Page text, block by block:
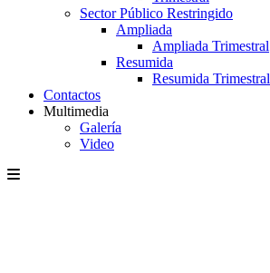
Sector Público Restringido
Ampliada
Ampliada Trimestral
Resumida
Resumida Trimestral
Contactos
Multimedia
Galería
Video